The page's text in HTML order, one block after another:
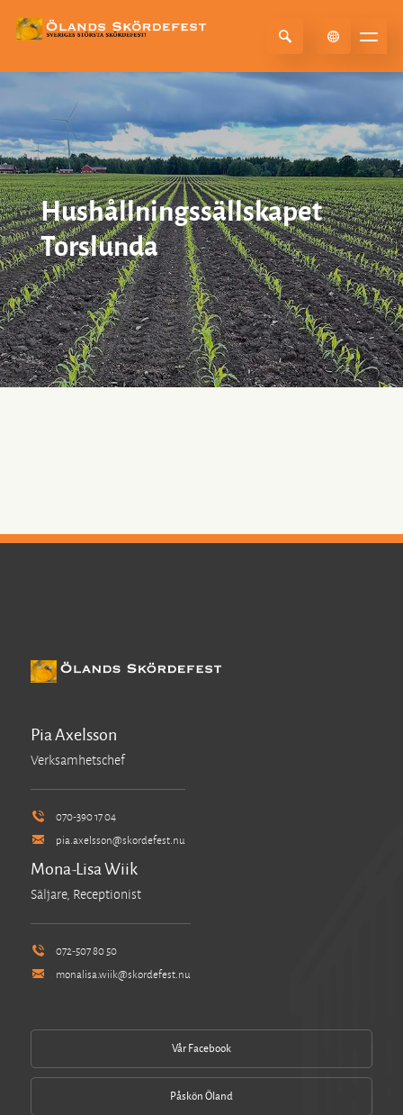
Select Language
Hushållningssällskapet
Torslunda
Pia Axelsson
Verksamhetschef
070-390 17 04
pia.axelsson@skordefest.nu
Mona-Lisa Wiik
Säljare, Receptionist
072-507 80 50
monalisa.wiik@skordefest.nu
Vår Facebook
Påskön Öland